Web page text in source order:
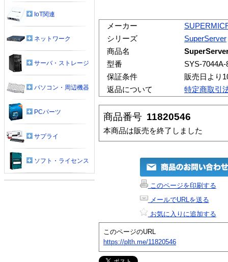
メーカー
シリーズ
SuperServer
商品名
型番
SYS-7044A-
保証条件
販売日より
返品について
特定商取引
商品番号 11820546
本商品は販売を終了しました
このページを印刷する
メールでURLを送る
お気に入りに追加する
このページのURL
https://plth.me/11820546
IoT関連
ネットワーク
サーバ・ストレージ
パソコン・周辺機器
PCパーツ
サプライ
ソフト・ライセンス